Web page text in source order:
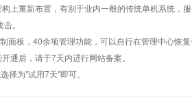
上重新布置，有别于业内一般的传统单机系统，
。
面板，40余项管理功能，可以自行在管理中心恢
通后，请于7天内进行网站备案。
择为"试用7天"即可。